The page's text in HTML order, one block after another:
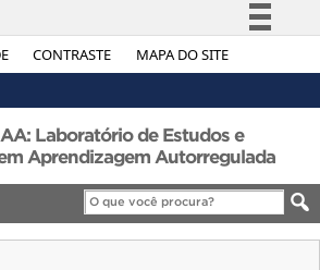
CONTRASTE MAPA DO SITE
Simplifique!
Acesso à informação
Legislação
Canais
Laboratório de Estudos e
Aprendizagem Autorregulada